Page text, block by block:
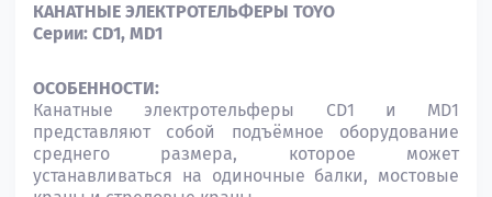
КАНАТНЫЕ ЭЛЕКТРОТЕЛЬФЕРЫ TOYO
Серии: CD1, MD1
ОСОБЕННОСТИ:
Канатные электротельферы CD1 и MD1
представляют собой подъёмное оборудование
среднего размера, которое может
устанавливаться на одиночные балки, мостовые